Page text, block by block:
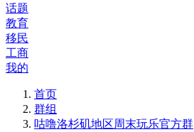
话题
教育
移民
工商
我的
首页
群组
咕噜洛杉矶地区周末玩乐官方群